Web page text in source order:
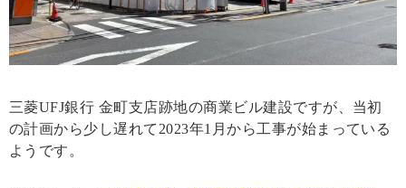
三菱UFJ銀行 金町支店跡地の商業ビル建設ですが、当初
の計画から少し遅れて2023年1月から工事が始まっている
ようです。